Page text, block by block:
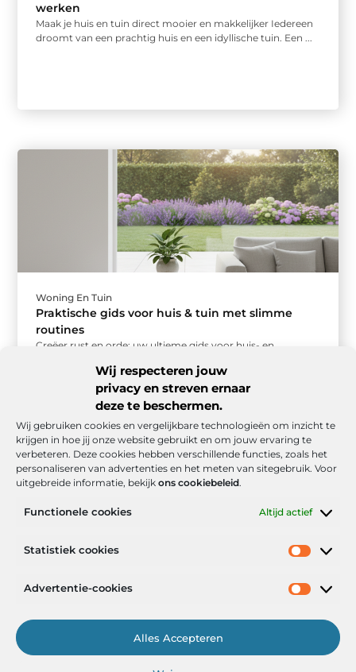
Wij respecteren jouw
privacy en streven ernaar
deze te beschermen.
Wij gebruiken cookies en vergelijkbare technologieën om inzicht te
krijgen in hoe jij onze website gebruikt en om jouw ervaring te
verbeteren. Deze cookies hebben verschillende functies, zoals het
personaliseren van advertenties en het meten van sitegebruik. Voor
uitgebreide informatie, bekijk ons cookiebeleid.
Functionele cookies Altijd actief
Statistiek cookies
Advertentie-cookies
Alles Accepteren
werken
Maak je huis en tuin direct mooier en makkelijker Iedereen
droomt van een prachtig huis en een idyllische tuin. Een ...
Woning En Tuin
Praktische gids voor huis & tuin met slimme
routines
Creëer rust en orde: uw ultieme gids voor huis- en
Het Portaal voor Inzichten en Inspiratie
Onze informatie